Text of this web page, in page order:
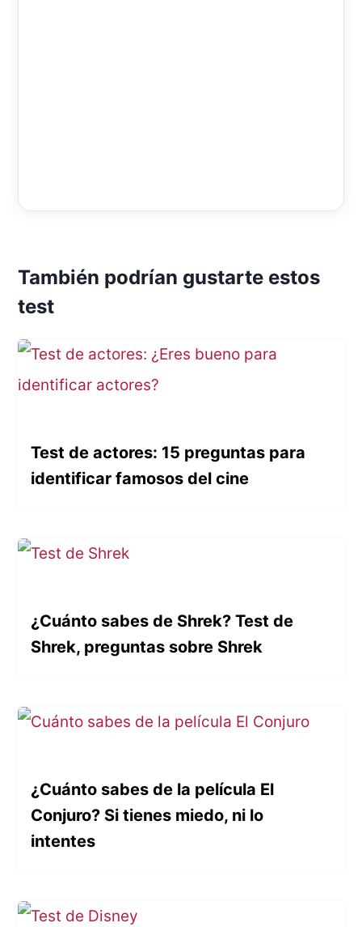
También podrían gustarte estos
test
Test de actores: 15 preguntas para
identificar famosos del cine
¿Cuánto sabes de Shrek? Test de
Shrek, preguntas sobre Shrek
¿Cuánto sabes de la película El
Conjuro? Si tienes miedo, ni lo
intentes